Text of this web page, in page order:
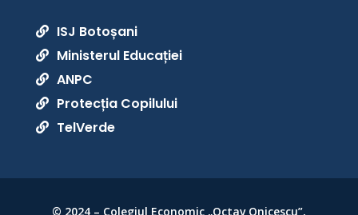
 ISJ Botoșani
 Ministerul Educației
 ANPC
 Protecția Copilului
 TelVerde
© 2024 – Colegiul Economic „Octav Onicescu”,